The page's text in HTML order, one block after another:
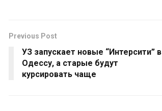
Previous Post
УЗ запускает новые “Интерсити” в
Одессу, а старые будут
курсировать чаще